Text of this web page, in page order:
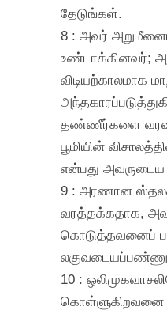
தேடுங்கள்.
8 : அவர்
உண்டாக்கினவர்;
விடியற்காலமாக
தண்ணீர்களை
பூமியின்
என்பது அவருடைய
9 : அரணான
வரத்தக்கதாக,
கொடுத்தவனைப்
10 :
கொள்ளுகிறவனை